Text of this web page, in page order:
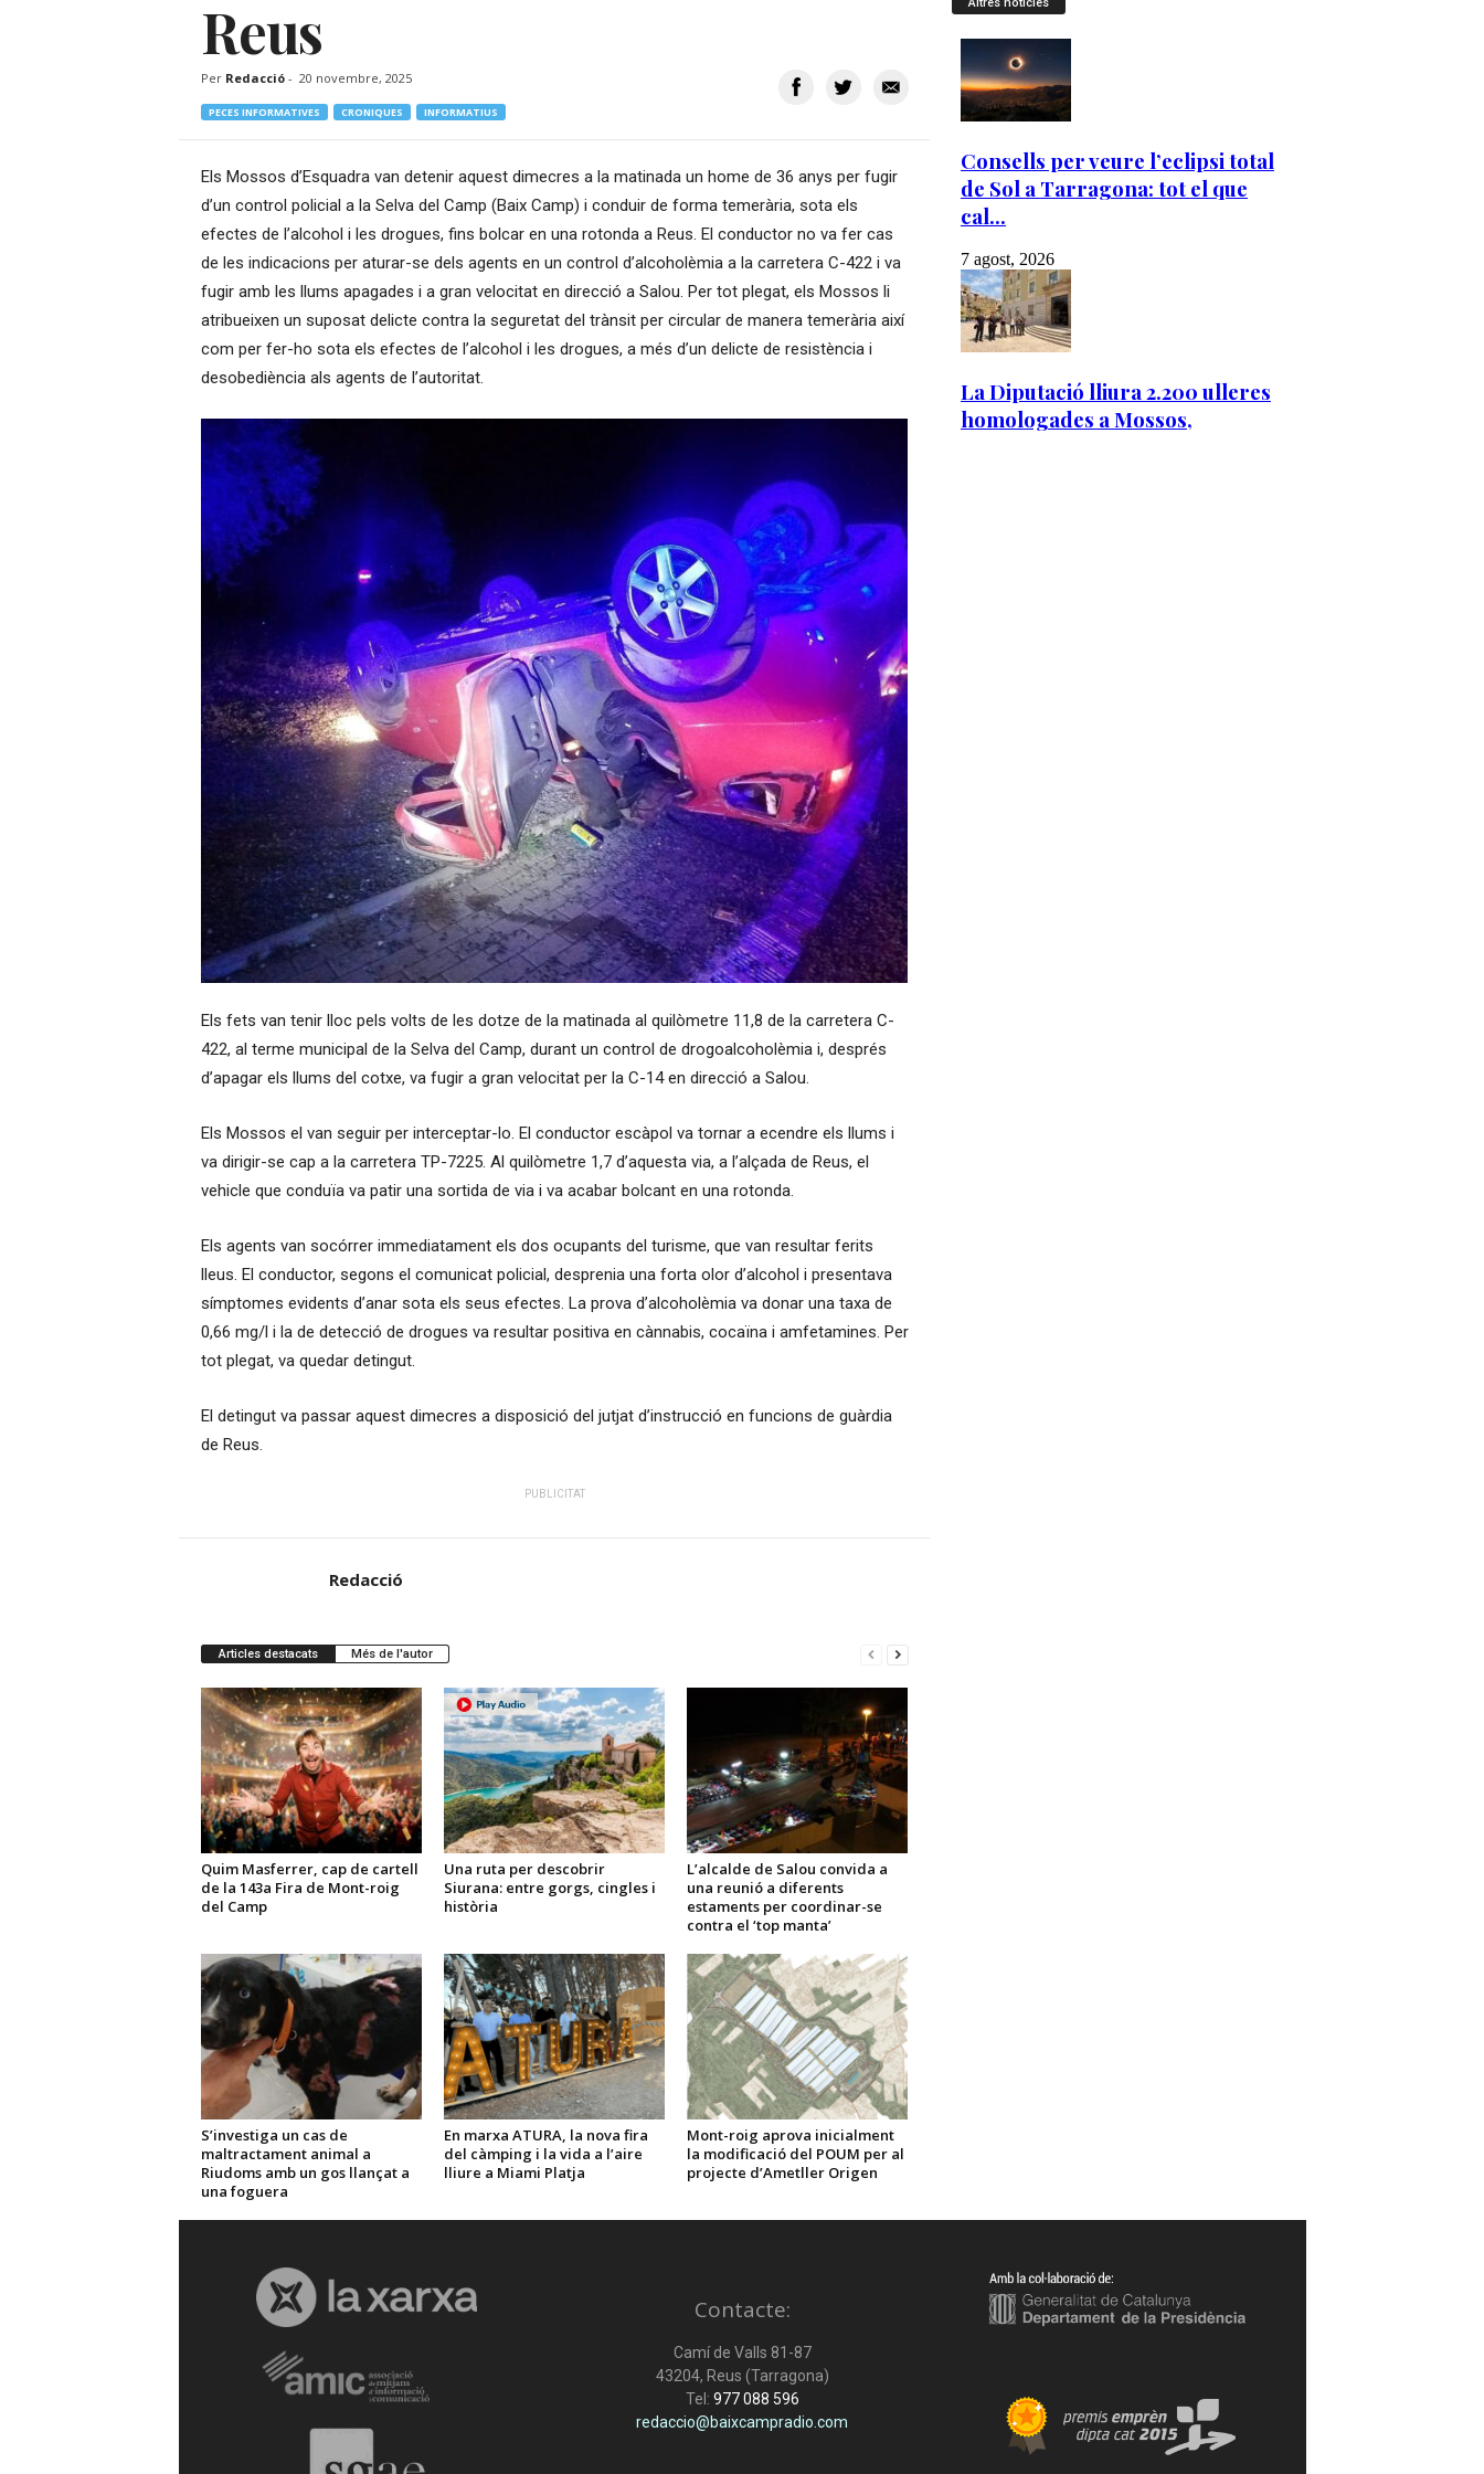
o
Reus
Per Redacció- 20 novembre, 2025
PECES INFORMATIVES CRONIQUES INFORMATIUS
Els Mossos d’Esquadra van detenir aquest dimecres a la matinada un home de 36 anys per fugir
d’un control policial a la Selva del Camp (Baix Camp) i conduir de forma temerària, sota els
efectes de l’alcohol i les drogues, fins bolcar en una rotonda a Reus. El conductor no va fer cas
de les indicacions per aturar-se dels agents en un control d’alcoholèmia a la carretera C-422 i va
fugir amb les llums apagades i a gran velocitat en direcció a Salou. Per tot plegat, els Mossos li
atribueixen un suposat delicte contra la seguretat del trànsit per circular de manera temerària així
com per fer-ho sota els efectes de l’alcohol i les drogues, a més d’un delicte de resistència i
desobediència als agents de l’autoritat.
Els fets van tenir lloc pels volts de les dotze de la matinada al quilòmetre 11,8 de la carretera C-
422, al terme municipal de la Selva del Camp, durant un control de drogoalcoholèmia i, després
d’apagar els llums del cotxe, va fugir a gran velocitat per la C-14 en direcció a Salou.
Els Mossos el van seguir per interceptar-lo. El conductor escàpol va tornar a ecendre els llums i
va dirigir-se cap a la carretera TP-7225. Al quilòmetre 1,7 d’aquesta via, a l’alçada de Reus, el
vehicle que conduïa va patir una sortida de via i va acabar bolcant en una rotonda.
Els agents van socórrer immediatament els dos ocupants del turisme, que van resultar ferits
lleus. El conductor, segons el comunicat policial, desprenia una forta olor d’alcohol i presentava
símptomes evidents d’anar sota els seus efectes. La prova d’alcoholèmia va donar una taxa de
0,66 mg/l i la de detecció de drogues va resultar positiva en cànnabis, cocaïna i amfetamines. Per
tot plegat, va quedar detingut.
El detingut va passar aquest dimecres a disposició del jutjat d’instrucció en funcions de guàrdia
de Reus.
PUBLICITAT
Redacció
Articles destacats Més de l'autor
Quim Masferrer, cap de cartell
de la 143a Fira de Mont-roig
del Camp
Una ruta per descobrir
Siurana: entre gorgs, cingles i
història
L’alcalde de Salou convida a
una reunió a diferents
estaments per coordinar-se
contra el ‘top manta’
S’investiga un cas de
maltractament animal a
Riudoms amb un gos llançat a
una foguera
En marxa ATURA, la nova fira
del càmping i la vida a l’aire
lliure a Miami Platja
Mont-roig aprova inicialment
la modificació del POUM per al
projecte d’Ametller Origen
Contacte:
Camí de Valls 81-87
43204, Reus (Tarragona)
Tel: 977 088 596
redaccio@baixcampradio.com